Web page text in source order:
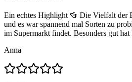
Ein echtes Highlight 🍻 Die Vielfalt der
und es war spannend mal Sorten zu
im Supermarkt findet. Besonders gut hat
Anna